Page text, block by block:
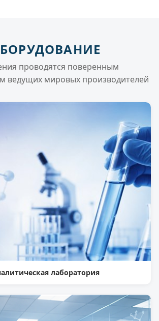
проводятся поверенным
ведущих мировых производителей
лаборатория